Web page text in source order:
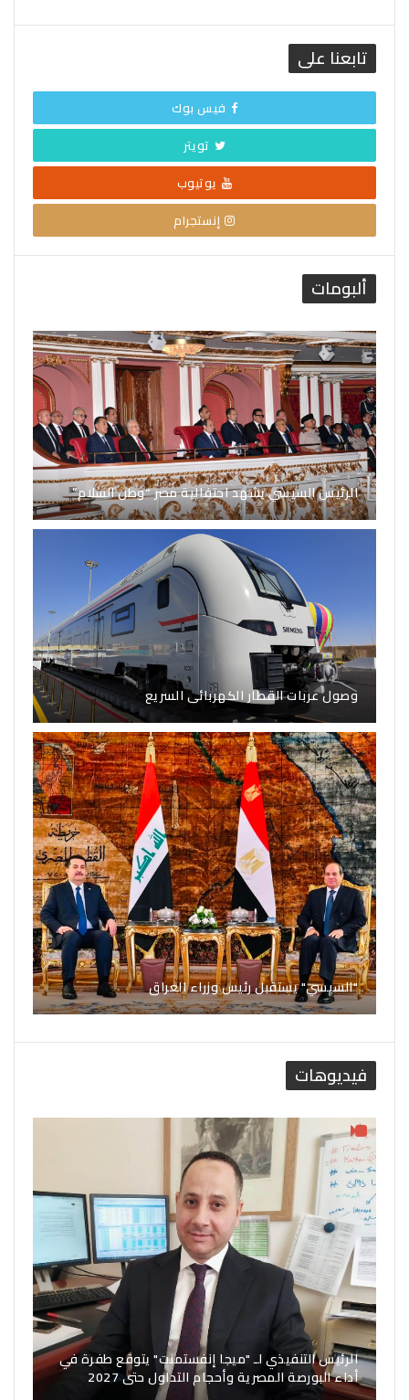
تابعنا على
فيس بوك
تويتر
يوتيوب
إنستجرام
ألبومات
الرئيس السيسي يشهد احتفالية مصر “وطن السلام”
وصول عربات القطار الكهربائى السريع
"السيسي" يستقبل رئيس وزراء العراق
فيديوهات
الرئيس التنفيذي لـ "ميجا إنفستمنت" يتوقع طفرة في
أداء البورصة المصرية وأحجام التداول حتى 2027